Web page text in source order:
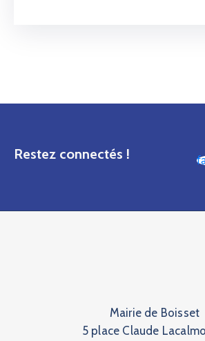
Restez connectés !
Mairie de Boisset
5 place Claude